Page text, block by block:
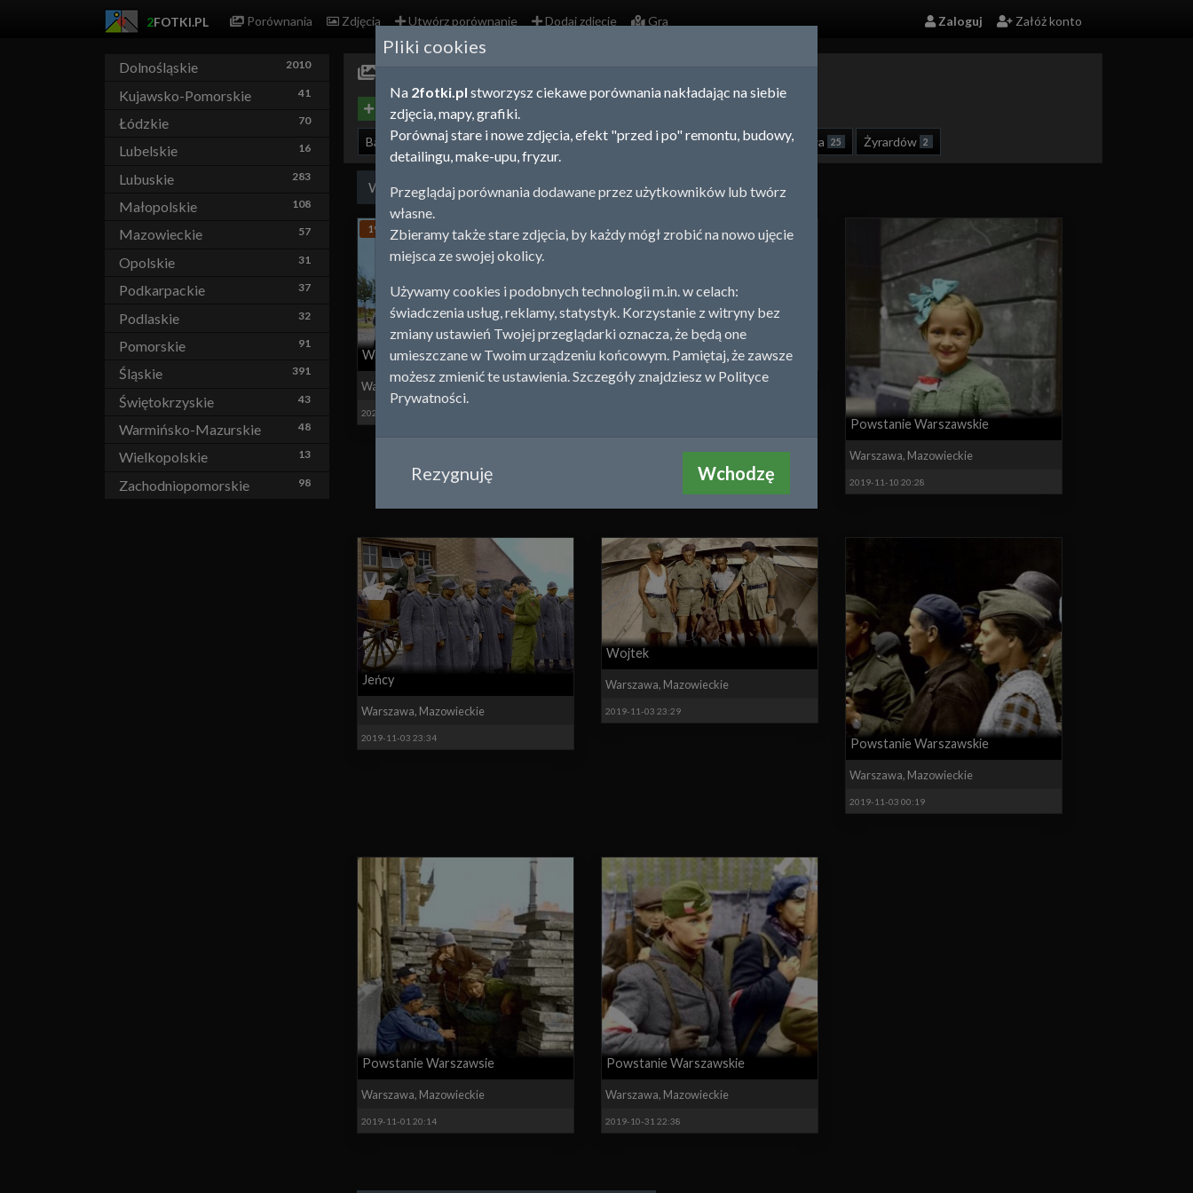
2FOTKI.PL Porównania Zdjęcia Utwórz porównanie Dodaj zdjęcie Gra Zaloguj Załóż konto
Dolnośląskie 2010
Kujawsko-Pomorskie 41
Łódzkie 70
Lubelskie 16
Lubuskie 283
Małopolskie 108
Mazowieckie 57
Opolskie 31
Podkarpackie 37
Podlaskie 32
Pomorskie 91
Śląskie 391
Świętokrzyskie 43
Warmińsko-Mazurskie 48
Wielkopolskie 13
Zachodniopomorskie 98
Mazowieckie - porównania zdjęć i stare zdjęcia
Utwórz porównanie Dodaj stare zdjęcie
Baboszewo 1 Mława 5 Płock 6 Pruszków 2 Siedlce 16 Warszawa 25 Żyrardów 2
Wszystko Porównania Zdjęcia
1908
Warszawskie tramwaje
Warszawa,Mazowieckie
2020-05-08 21:20
1920 r.
Warszawa,Mazowieckie
2019-11-18 23:24
Powstanie Warszawskie
Warszawa, Mazowieckie
2019-11-10 20:28
Jeńcy
Warszawa, Mazowieckie
2019-11-03 23:34
Wojtek
Warszawa, Mazowieckie
2019-11-03 23:29
Powstanie Warszawskie
Warszawa, Mazowieckie
2019-11-03 00:19
Powstanie Warszawsie
Warszawa, Mazowieckie
2019-11-01 20:14
Powstanie Warszawskie
Warszawa, Mazowieckie
2019-10-31 22:38
Pliki cookies
Na 2fotki.pl stworzysz ciekawe porównania nakładając na siebie
zdjęcia, mapy, grafiki.
Porównaj stare i nowe zdjęcia, efekt "przed i po" remontu, budowy,
detailingu, make-upu, fryzur.
Przeglądaj porównania dodawane przez użytkowników lub twórz
własne.
Zbieramy także stare zdjęcia, by każdy mógł zrobić na nowo ujęcie
miejsca ze swojej okolicy.
Używamy cookies i podobnych technologii m.in. w celach:
świadczenia usług, reklamy, statystyk. Korzystanie z witryny bez
zmiany ustawień Twojej przeglądarki oznacza, że będą one
umieszczane w Twoim urządzeniu końcowym. Pamiętaj, że zawsze
możesz zmienić te ustawienia. Szczegóły znajdziesz w Polityce
Prywatności.
Rezygnuję Wchodzę